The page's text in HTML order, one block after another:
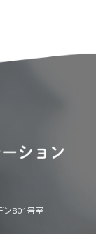
ン801号室